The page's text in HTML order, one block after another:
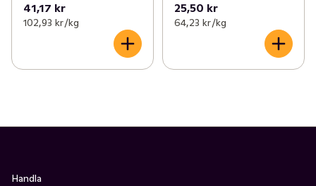
41,17 kr
102,93 kr /kg
25,50 kr
64,23 kr /kg
Handla